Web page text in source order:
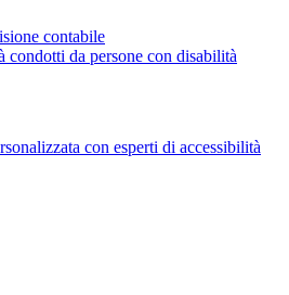
contabile
condotti da persone con disabilità
con esperti di accessibilità